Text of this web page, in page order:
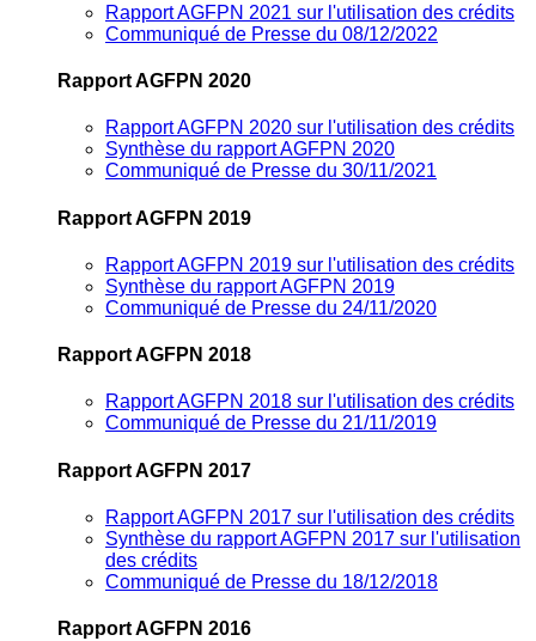
Rapport AGFPN 2021 sur l'utilisation des crédits
Communiqué de Presse du 08/12/2022
Rapport AGFPN 2020
Rapport AGFPN 2020 sur l'utilisation des crédits
Synthèse du rapport AGFPN 2020
Communiqué de Presse du 30/11/2021
Rapport AGFPN 2019
Rapport AGFPN 2019 sur l'utilisation des crédits
Synthèse du rapport AGFPN 2019
Communiqué de Presse du 24/11/2020
Rapport AGFPN 2018
Rapport AGFPN 2018 sur l'utilisation des crédits
Communiqué de Presse du 21/11/2019
Rapport AGFPN 2017
Rapport AGFPN 2017 sur l'utilisation des crédits
Synthèse du rapport AGFPN 2017 sur l'utilisation
des crédits
Communiqué de Presse du 18/12/2018
Rapport AGFPN 2016